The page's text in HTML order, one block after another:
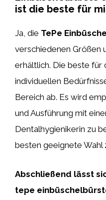
ist die beste für
Ja, die TePe
verschiedenen Größen
erhältlich. Die beste für
individuellen
Bereich ab. Es wird
und Ausführung mit
Dentalhygienikerin zu
besten geeignete Wahl
Abschließend lässt
tepe